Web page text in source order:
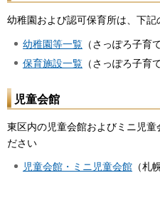
幼稚園および認可保育所は、下記
幼稚園等一覧 （さっぽろ子育
保育施設一覧 （さっぽろ子育
児童会館
東区内の児童会館およびミニ児童
ださい
児童会館・ミニ児童会館 （札